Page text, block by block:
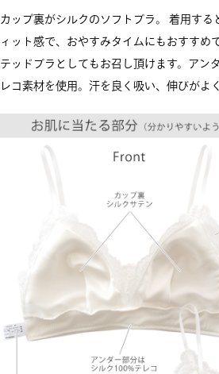
カップ裏がシルクのソフトブラ。 着用する
ィット感で、おやすみタイムにもおすすめ
テッドブラとしてもお召し頂けます。アン
レコ素材を使用。汗を良く吸い、伸びがよ